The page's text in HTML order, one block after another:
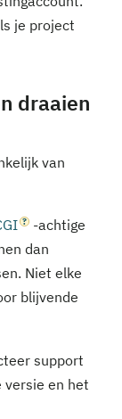
je project
draaien
van
-achtige
dan
Niet elke
blijvende
support
en het